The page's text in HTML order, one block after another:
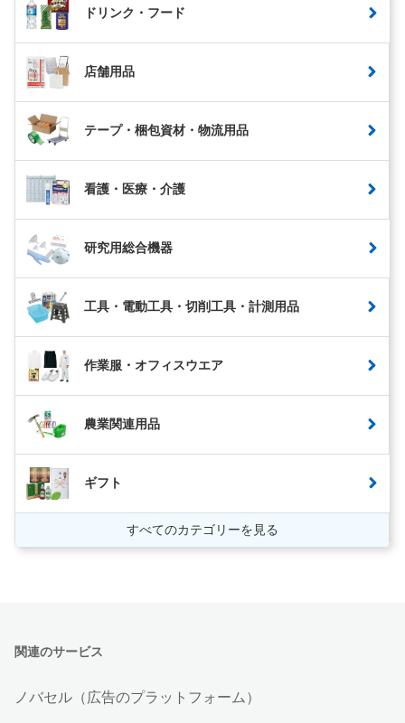
ドリンク・フード
店舗用品
テープ・梱包資材・物流用品
看護・医療・介護
研究用総合機器
工具・電動工具・切削工具・計測用品
作業服・オフィスウエア
農業関連用品
ギフト
すべてのカテゴリーを見る
関連のサービス
ノバセル（広告のプラットフォーム）